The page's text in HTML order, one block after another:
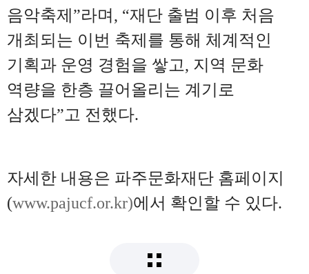
음악축제 ”라며 , “재단 출범 이후 처음
개최되는 이번 축제를 통해 체계적인
기획과 운영 경험을 쌓고, 지역 문화
역량을 한층 끌어올리는 계기로
삼겠다”고 전했다.
자세한 내용은 파주문화재단 홈페이지
(www.pajucf.or.kr)에서 확인할 수 있다.